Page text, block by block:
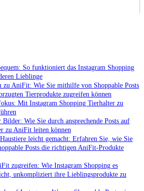
So funktioniert das⁤ Instagram Shopping
Lieblinge
zu ‌AniFit: Wie Sie mithilfe von‍ Shoppable Posts
⁣Tierprodukte zugreifen können
⁣Mit⁣ Instagram Shopping Tierhalter zu
Wie​ Sie durch ansprechende​ Posts auf‍
‍zu AniFit leiten ‌können
leicht gemacht: Erfahren Sie, wie Sie
Posts die richtigen AniFit-Produkte
zugreifen: Wie Instagram Shopping es
unkompliziert‌ ihre Lieblingsprodukte zu